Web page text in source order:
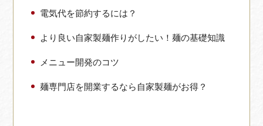
電気代を節約するには？
より良い自家製麺作りがしたい！麺の基礎知識
メニュー開発のコツ
麺専門店を開業するなら自家製麺がお得？